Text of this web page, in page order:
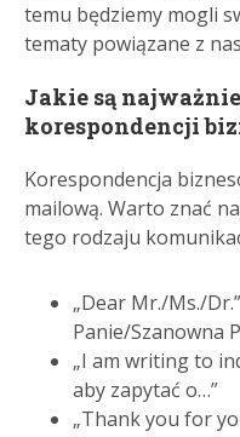
temu będziemy mogli
tematy powiązane z
Jakie są
korespondencji
Korespondencja
mailową. Warto znać
tego rodzaju
„Dear Mr./Ms./
Panie/Szanowna
„I am writing to
aby zapytać o…”
„Thank you for